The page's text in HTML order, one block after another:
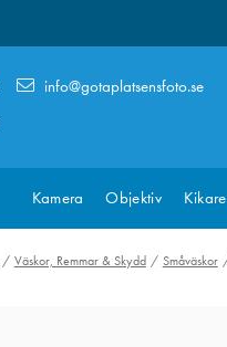
info@gotaplatsensfoto.se
Kamera Objektiv Kikare
Väskor, Remmar & Skydd Småväskor